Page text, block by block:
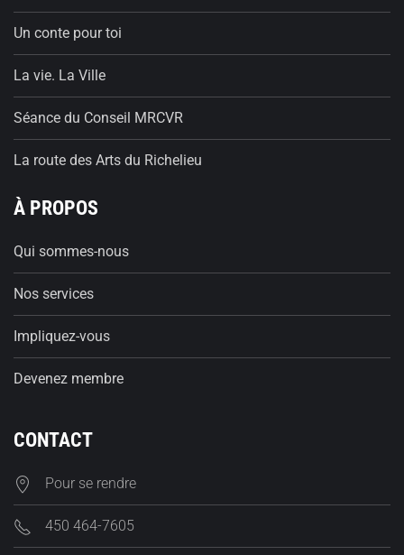
Un conte pour toi
La vie. La Ville
Séance du Conseil MRCVR
La route des Arts du Richelieu
À PROPOS
Qui sommes-nous
Nos services
Impliquez-vous
Devenez membre
CONTACT
Pour se rendre
450 464-7605